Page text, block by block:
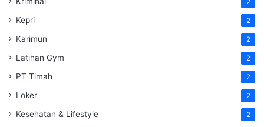
2
Kepri 2
Karimun 2
Latihan Gym 2
PT Timah 2
Loker 2
Kesehatan & Lifestyle 2